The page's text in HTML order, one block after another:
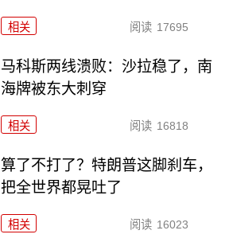
相关 阅读 17695
马科斯两线溃败：沙拉稳了，南
海牌被东大刺穿
相关 阅读 16818
算了不打了？特朗普这脚刹车，
把全世界都晃吐了
相关 阅读 16023